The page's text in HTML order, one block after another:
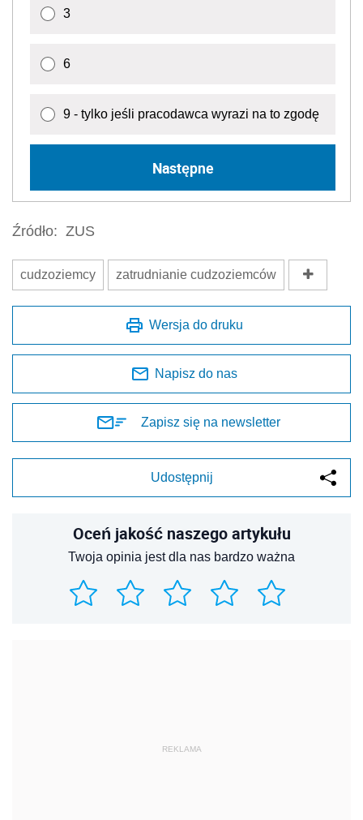
3
6
9 - tylko jeśli pracodawca wyrazi na to zgodę
Następne
Źródło: ZUS
cudzoziemcy zatrudnianie cudzoziemców
Wersja do druku
Napisz do nas
Zapisz się na newsletter
Udostępnij
Oceń jakość naszego artykułu
Twoja opinia jest dla nas bardzo ważna
REKLAMA